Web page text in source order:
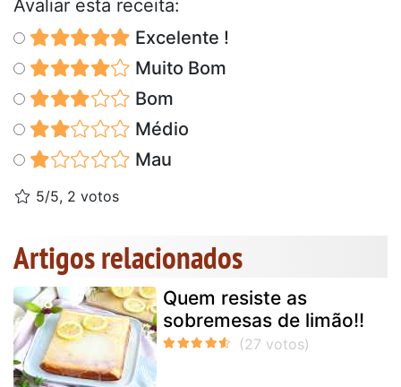
Avaliar esta receita:
Excelente !
Muito Bom
Bom
Médio
Mau
5/5, 2 votos
Artigos relacionados
Quem resiste as
sobremesas de limão!!